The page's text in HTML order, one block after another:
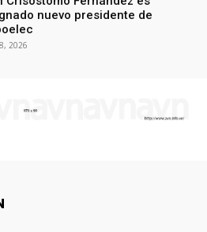
nuevo presidente de
2026